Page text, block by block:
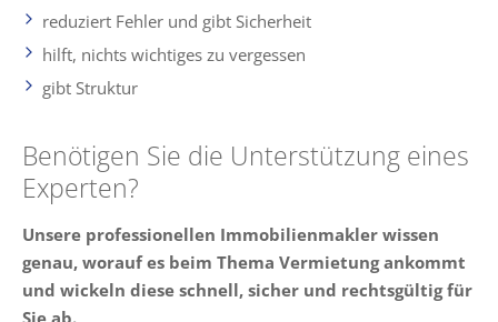
reduziert Fehler und gibt Sicherheit
hilft, nichts wichtiges zu vergessen
gibt Struktur
Benötigen Sie die Unterstützung eines
Experten?
Unsere professionellen Immobilienmakler wissen
genau, worauf es beim Thema Vermietung ankommt
und wickeln diese schnell, sicher und rechtsgültig für